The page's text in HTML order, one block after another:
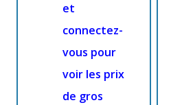
et
connectez-
vous pour
voir les prix
de gros